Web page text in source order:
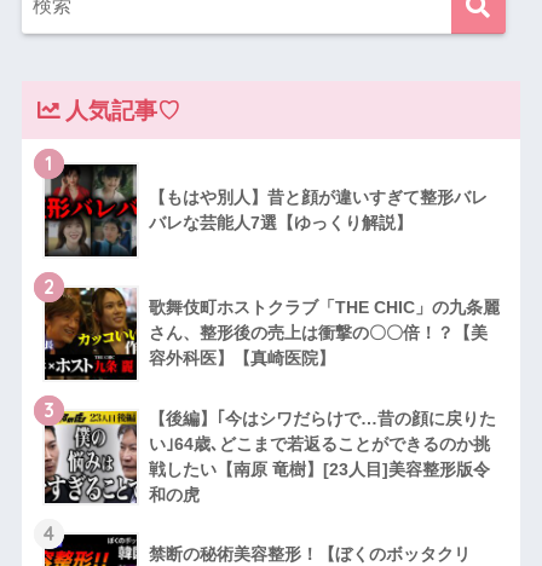
人気記事♡
1
【もはや別人】昔と顔が違いすぎて整形バレ
バレな芸能人7選【ゆっくり解説】
2
歌舞伎町ホストクラブ「THE CHIC」の九条麗
さん、整形後の売上は衝撃の〇〇倍！？【美
容外科医】【真崎医院】
3
【後編】｢今はシワだらけで…昔の顔に戻りた
い｣64歳､どこまで若返ることができるのか挑
戦したい【南原 竜樹】[23人目]美容整形版令
和の虎
4
禁断の秘術美容整形！【ぼくのボッタクリ